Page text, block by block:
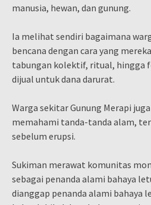
manusia, hewan, dan gunung.
Ia melihat sendiri bagaimana
bencana dengan cara yang
tabungan kolektif, ritual, hingga
dijual untuk dana darurat.
Warga sekitar Gunung Merapi
memahami tanda-tanda alam,
sebelum erupsi.
Sukiman merawat komunitas
sebagai penanda alami bahaya
dianggap penanda alami bahaya